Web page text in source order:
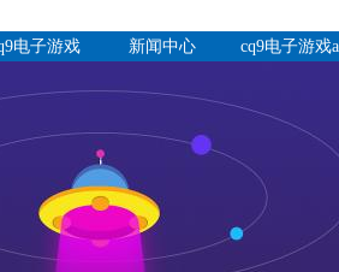
电子游戏
新闻中心
cq9电子游戏